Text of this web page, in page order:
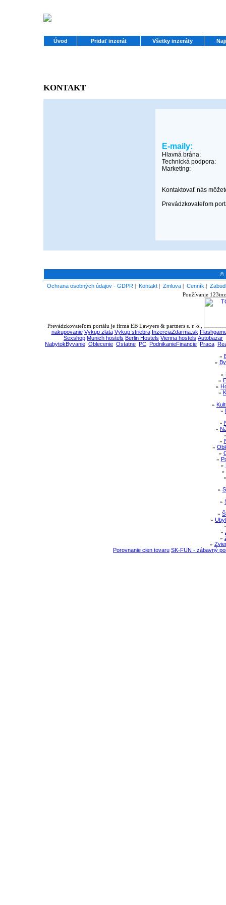
Úvod Pridať inzerát Všetky inzeráty
KONTAKT
E-maily:
Hlavná brána:
Technická podpora:
Marketing:
Kontaktovať nás
Prevádzkovateľom
©
Ochrana osobných údajov - GDPR | Kontakt | Zmluva | Cenník |
Používanie
Prevádzkovateľom portálu je firma EB Lawyers & partners s. r. o.,
nakupovanie Vykup zlata Vykup striebra InzerciaZdarma.sk
Sexshop Munich hostels Berlin Hostels Vienna hostels Autobazar
NabytokByvanie Oblecenie Ostatne PC PodnikanieFinancie Praca
»
»
»
»
»
»
»
»
»
»
»
»
»
»
»
»
»
»
»
»
»
»
»
Porovnanie cien tovaru SK-FUN - zábavný